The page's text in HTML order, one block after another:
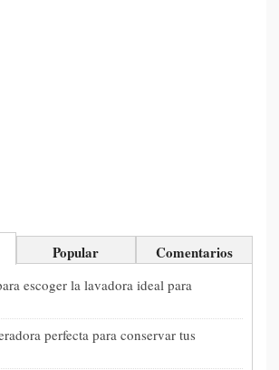
Popular Comentarios
escoger la lavadora ideal para
perfecta para conservar tus